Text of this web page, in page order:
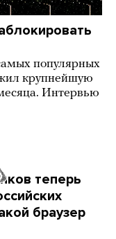
популярных
крупнейшую
Интервью
теперь
браузер